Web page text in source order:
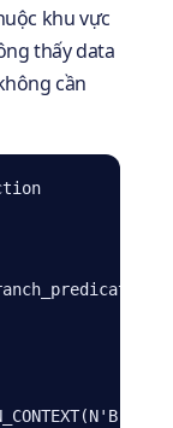
khu vực
thấy data
cần